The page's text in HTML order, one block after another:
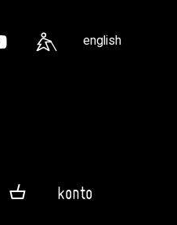
english
konto